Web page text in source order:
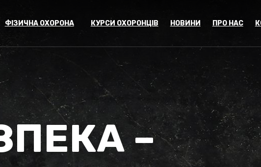
ФІЗИЧНА ОХОРОНА КУРСИ ОХОРОНЦІВ НОВИНИ ПРО НАС
–